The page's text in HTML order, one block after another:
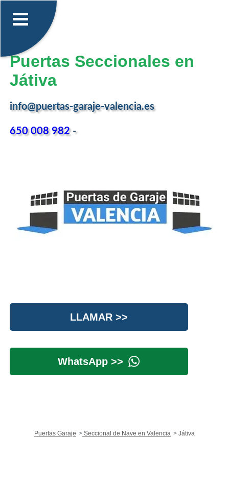
Puertas Seccionales en
Játiva
info@puertas-garaje-valencia.es
650 008 982-
LLAMAR >>
WhatsApp >>
Puertas Garaje Seccional de Nave en Valencia Játiva